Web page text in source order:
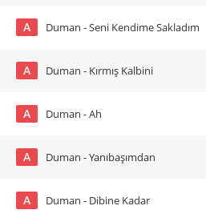
A Duman - Seni Kendime Sakladım
A Duman - Kırmış Kalbini
A Duman - Ah
A Duman - Yanıbaşımdan
A Duman - Dibine Kadar